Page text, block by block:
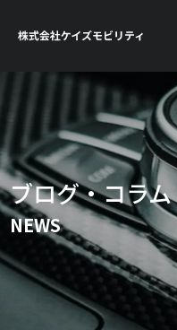
ブログ・コラム
NEWS